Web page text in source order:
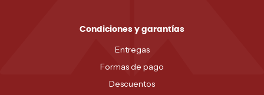
Condiciones y garantías
Entregas
Formas de pago
Descuentos